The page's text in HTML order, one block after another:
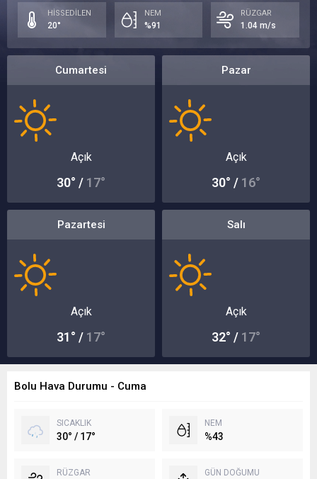
HİSSEDİLEN
20°
NEM
%91
RÜZGAR
1.04 m/s
Cumartesi
Açık
30° / 17°
Pazar
Açık
30° / 16°
Pazartesi
Açık
31° / 17°
Salı
Açık
32° / 17°
Bolu Hava Durumu - Cuma
SICAKLIK
30° / 17°
NEM
%43
RÜZGAR GÜN DOĞUMU